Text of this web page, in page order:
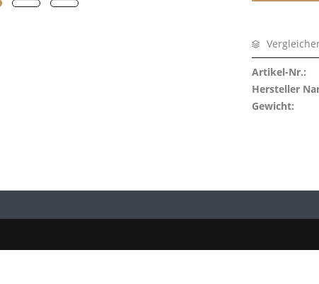
Artikel-Nr.:
Hersteller
Gewicht: